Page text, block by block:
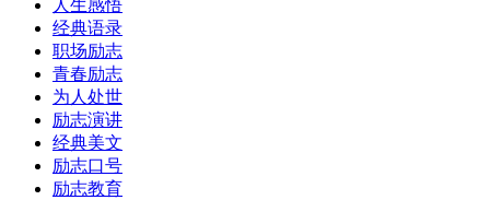
人生感悟
经典语录
职场励志
青春励志
为人处世
励志演讲
经典美文
励志口号
励志教育